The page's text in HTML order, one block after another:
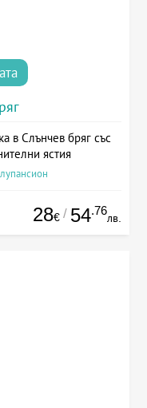
в Слънчев бряг със
ястия
28€ / 54.76
лв.